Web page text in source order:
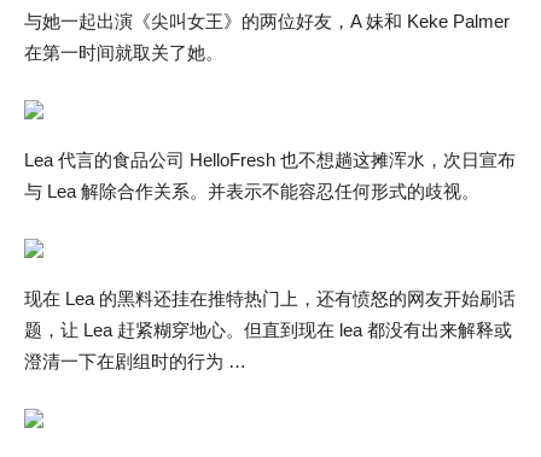
与她一起出演《尖叫女王》的两位好友，A 妹和 Keke Palmer
在第一时间就取关了她。
Lea 代言的食品公司 HelloFresh 也不想趟这摊浑水，次日宣布
与 Lea 解除合作关系。并表示不能容忍任何形式的歧视。
现在 Lea 的黑料还挂在推特热门上，还有愤怒的网友开始刷话
题，让 Lea 赶紧糊穿地心。但直到现在 lea 都没有出来解释或
澄清一下在剧组时的行为 …